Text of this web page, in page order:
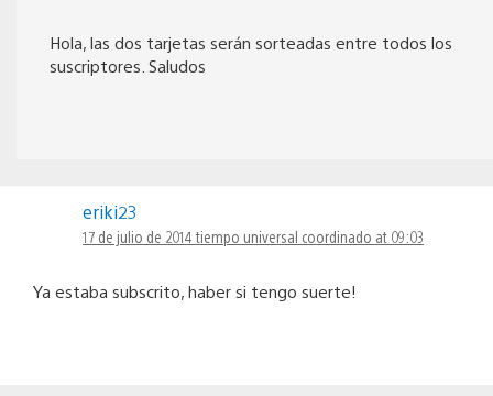
Hola, las dos tarjetas serán sorteadas entre todos los
suscriptores. Saludos
eriki23
17 de julio de 2014 tiempo universal coordinado at 09:03
Ya estaba subscrito, haber si tengo suerte!